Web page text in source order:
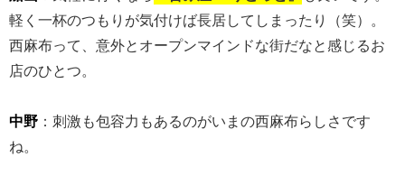
軽く一杯のつもりが気付けば長居してしまったり（笑）。
西麻布って、意外とオープンマインドな街だなと感じるお
店のひとつ。
中野 ：刺激も包容力もあるのがいまの西麻布らしさです
ね。